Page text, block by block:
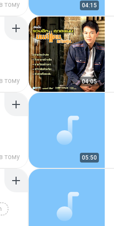
тому 04:15
тому 04:05
тому 05:50